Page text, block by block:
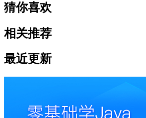
猜你喜欢
相关推荐
最近更新